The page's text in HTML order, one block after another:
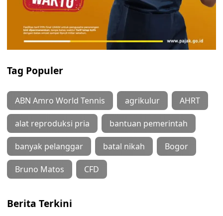
Tag Populer
ABN Amro World Tennis agrikulur AHRT
alat reproduksi pria bantuan pemerintah
banyak pelanggar batal nikah Bogor
Bruno Matos CFD
Berita Terkini